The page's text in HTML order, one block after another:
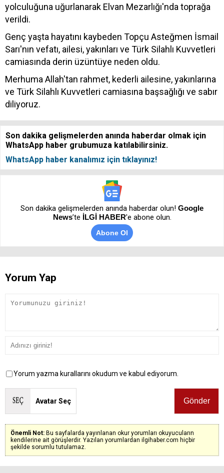
yolculuğuna uğurlanarak Elvan Mezarlığı'nda toprağa
verildi.
Genç yaşta hayatını kaybeden Topçu Asteğmen İsmail
Sarı'nın vefatı, ailesi, yakınları ve Türk Silahlı Kuvvetleri
camiasında derin üzüntüye neden oldu.
Merhuma Allah'tan rahmet, kederli ailesine, yakınlarına
ve Türk Silahlı Kuvvetleri camiasına başsağlığı ve sabır
diliyoruz.
Son dakika gelişmelerden anında haberdar olmak için
WhatsApp haber grubumuza katılabilirsiniz.
WhatsApp haber kanalımız için tıklayınız!
Son dakika gelişmelerden anında haberdar olun! Google
News’te İLGİ HABER'e abone olun.
Abone Ol
Yorum Yap
Yorum yazma kurallarını okudum ve kabul ediyorum.
Avatar Seç
Önemli Not: Bu sayfalarda yayınlanan okur yorumları okuyucuların
kendilerine ait görüşlerdir. Yazılan yorumlardan ilgihaber.com hiçbir
şekilde sorumlu tutulamaz.